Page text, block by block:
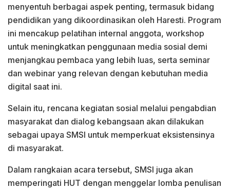
menyentuh berbagai aspek penting, termasuk bidang
pendidikan yang dikoordinasikan oleh Haresti. Program
ini mencakup pelatihan internal anggota, workshop
untuk meningkatkan penggunaan media sosial demi
menjangkau pembaca yang lebih luas, serta seminar
dan webinar yang relevan dengan kebutuhan media
digital saat ini.
Selain itu, rencana kegiatan sosial melalui pengabdian
masyarakat dan dialog kebangsaan akan dilakukan
sebagai upaya SMSI untuk memperkuat eksistensinya
di masyarakat.
Dalam rangkaian acara tersebut, SMSI juga akan
memperingati HUT dengan menggelar lomba penulisan